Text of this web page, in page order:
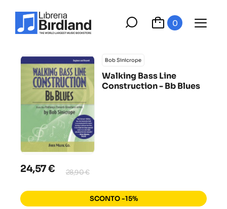
0
Bob Sinicrope
Walking Bass Line
Construction - Bb Blues
24,57 € 28,90 €
SCONTO -15%